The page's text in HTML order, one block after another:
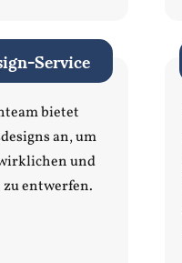
Service
bietet
an, um
und
entwerfen.